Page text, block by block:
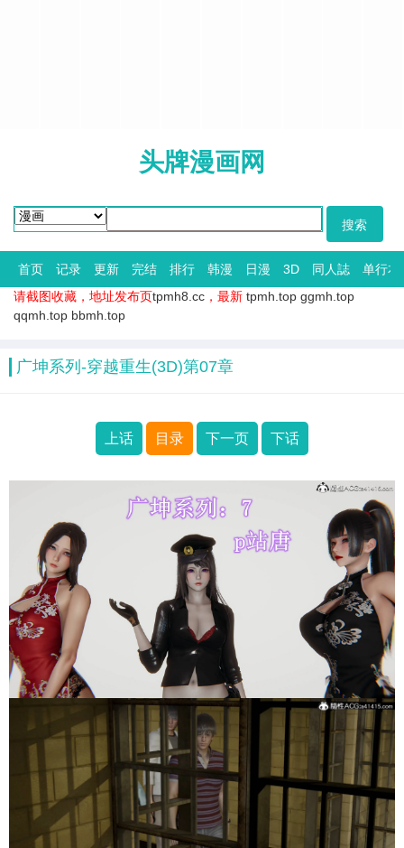
头牌漫画网
首页 记录 更新 完结 排行 韩漫 日漫 3D 同人誌
单行本
请截图收藏，地址发布页tpmh8.cc ，最新 tpmh.top ggmh.top
qqmh.top bbmh.top
广坤系列-穿越重生(3D)第07章
上话 目录 下一页 下话